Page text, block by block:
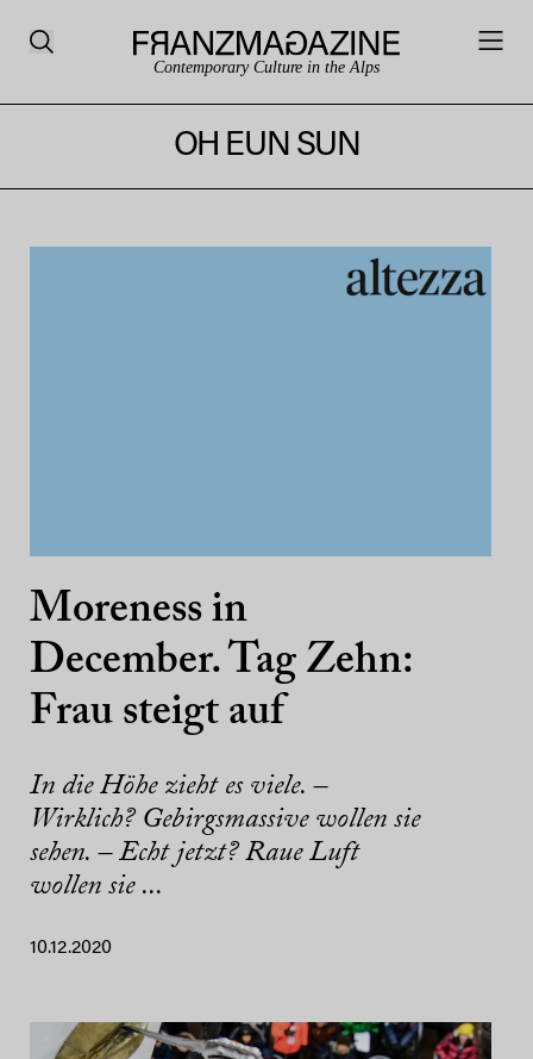
Contemporary Culture in the Alps
OH EUN SUN
Moreness in
December. Tag Zehn:
Frau steigt auf
In die Höhe zieht es viele. –
Wirklich? Gebirgsmassive wollen sie
sehen. – Echt jetzt? Raue Luft
wollen sie ...
10.12.2020